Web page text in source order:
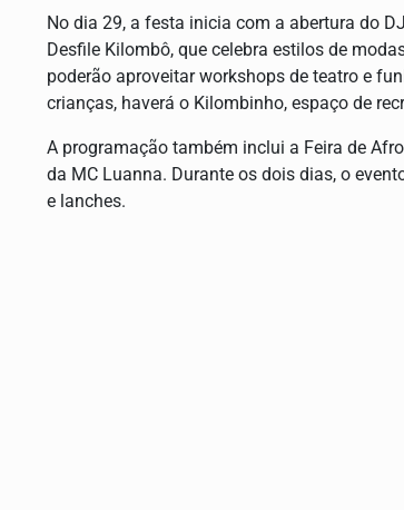
No dia 29, a festa inicia com a abertura do
Desfile Kilombô, que celebra estilos de
poderão aproveitar workshops de teatro e
crianças, haverá o Kilombinho, espaço de
A programação também inclui a Feira de
da MC Luanna. Durante os dois dias, o
e lanches.